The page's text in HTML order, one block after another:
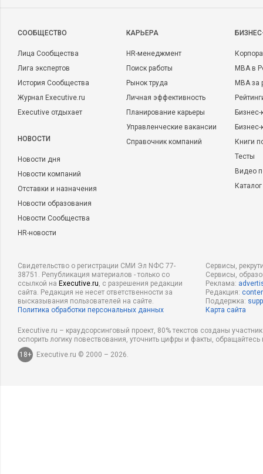
CООБЩЕСТВО
Лица Сообщества
Лига экспертов
История Сообщества
Журнал Executive.ru
Executive отдыхает
НОВОСТИ
Новости дня
Новости компаний
Отставки и назначения
Новости образования
Новости Сообщества
HR-новости
КАРЬЕРА
HR-менеджмент
Поиск работы
Рынок труда
Личная эффективность
Планирование карьеры
Управленческие вакансии
Справочник компаний
MBA в
MBA
Бизнес-
Книги
Тесты
Видео
Свидетельство о регистрации СМИ Эл NФС 77-
38751. Републикация материалов - только со
ссылкой на Executive.ru, с разрешения редакции
сайта. Редакция не несет ответственности за
высказывания пользователей на сайте.
Политика обработки персональных данных
Сервисы,
Сервисы,
Реклама:
Редакция:
Поддержка:
Карта сайта
Executive.ru – краудсорсинговый проект, 80% текстов созданы
оспорить логику повествования, уточнить цифры и факты,
18+
Executive.ru © 2000 – 2026.